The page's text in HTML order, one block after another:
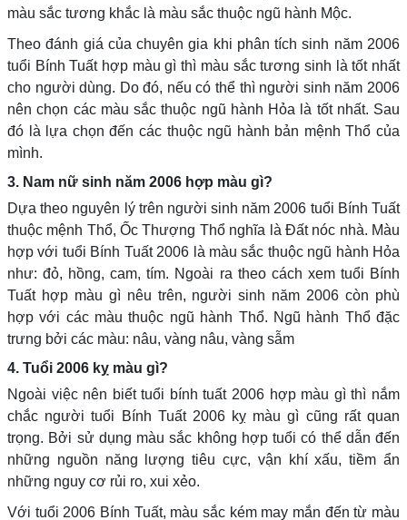
màu sắc tương khắc là màu sắc thuộc ngũ hành Mộc.
Theo đánh giá của chuyên gia khi phân tích sinh năm 2006
tuổi Bính Tuất hợp màu gì thì màu sắc tương sinh là tốt nhất
cho người dùng. Do đó, nếu có thể thì người sinh năm 2006
nên chọn các màu sắc thuộc ngũ hành Hỏa là tốt nhất. Sau
đó là lựa chọn đến các thuộc ngũ hành bản mệnh Thổ của
mình.
3. Nam nữ sinh năm 2006 hợp màu gì?
Dựa theo nguyên lý trên người sinh năm 2006 tuổi Bính Tuất
thuộc mệnh Thổ, Ốc Thượng Thổ nghĩa là Đất nóc nhà. Màu
hợp với tuổi Bính Tuất 2006 là màu sắc thuộc ngũ hành Hỏa
như: đỏ, hồng, cam, tím. Ngoài ra theo cách xem tuổi Bính
Tuất hợp màu gì nêu trên, người sinh năm 2006 còn phù
hợp với các màu thuộc ngũ hành Thổ. Ngũ hành Thổ đặc
trưng bởi các màu: nâu, vàng nâu, vàng sẫm
4. Tuổi 2006 kỵ màu gì?
Ngoài việc nên biết tuổi bính tuất 2006 hợp màu gì thì nắm
chắc người tuổi Bính Tuất 2006 kỵ màu gì cũng rất quan
trọng. Bởi sử dụng màu sắc không hợp tuổi có thể dẫn đến
những nguồn năng lượng tiêu cực, vận khí xấu, tiềm ẩn
những nguy cơ rủi ro, xui xẻo.
Với tuổi 2006 Bính Tuất, màu sắc kém may mắn đến từ màu